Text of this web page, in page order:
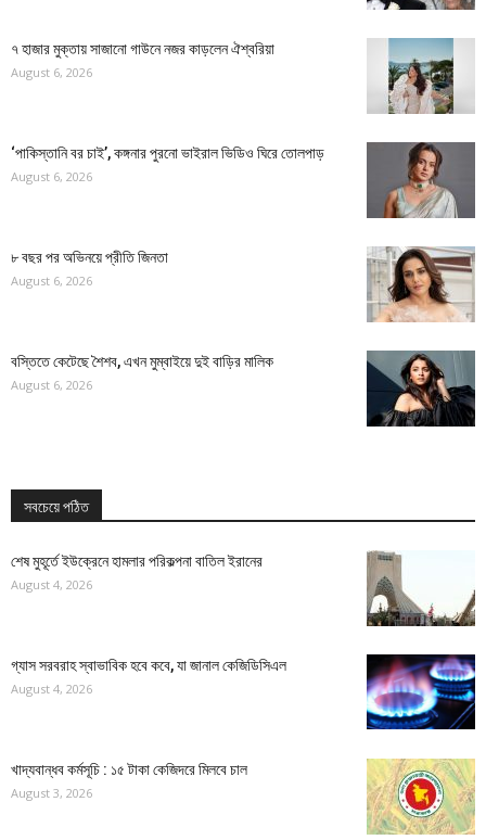
৭ হাজার মুক্তায় সাজানো গাউনে নজর কাড়লেন ঐশ্বরিয়া
August 6, 2026
‘পাকিস্তানি বর চাই’, কঙ্গনার পুরনো ভাইরাল ভিডিও ঘিরে তোলপাড়
August 6, 2026
৮ বছর পর অভিনয়ে প্রীতি জিনতা
August 6, 2026
বস্তিতে কেটেছে শৈশব, এখন মুম্বাইয়ে দুই বাড়ির মালিক
August 6, 2026
সবচেয়ে পঠিত
শেষ মুহূর্তে ইউক্রেনে হামলার পরিকল্পনা বাতিল ইরানের
August 4, 2026
গ্যাস সরবরাহ স্বাভাবিক হবে কবে, যা জানাল কেজিডিসিএল
August 4, 2026
খাদ্যবান্ধব কর্মসূচি : ১৫ টাকা কেজিদরে মিলবে চাল
August 3, 2026